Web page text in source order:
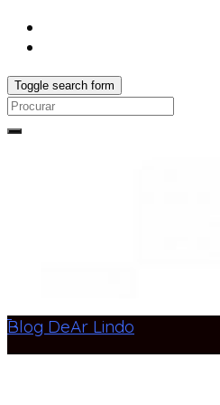
Toggle search form
Search
Blog DeAr Lindo